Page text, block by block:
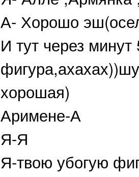
А- Хорошо
И тут через
хорошая)
Аримене-А
Я-Я
Я-твою убогую